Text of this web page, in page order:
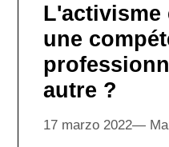
L'activisme
une
autre ?
17 marzo 2022